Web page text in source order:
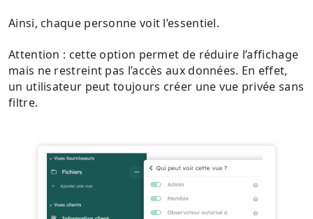
Ainsi, chaque personne voit l’essentiel.
A ttention : cette option permet de réduire l’affichage
mais ne restreint pas l’accès aux données. En effet,
un utilisateur peut toujours créer une vue privée sans
filtre.